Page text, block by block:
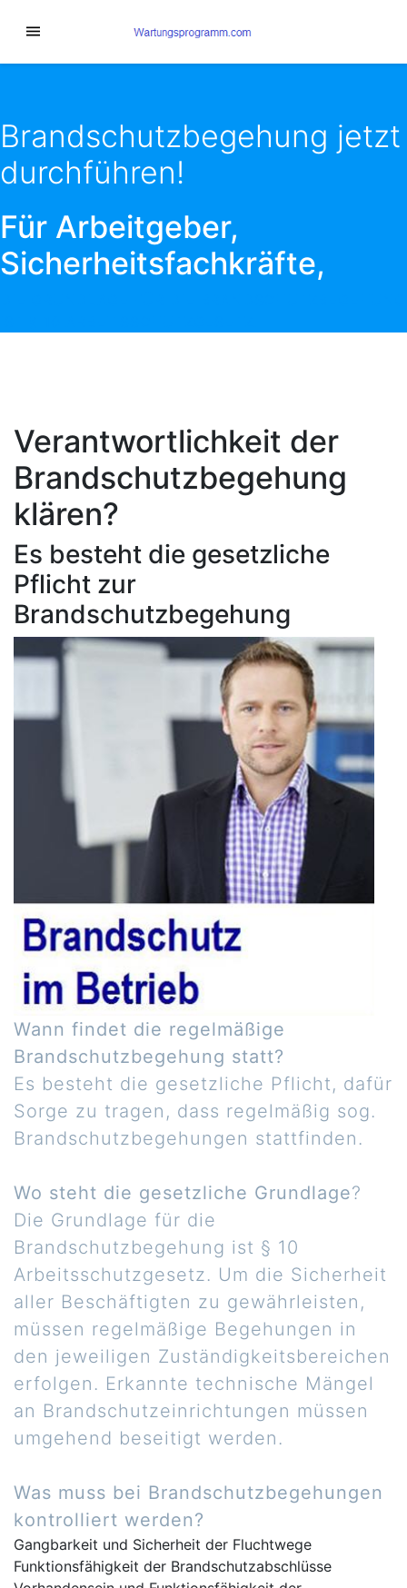
Brandschutzbegehung jetzt
durchführen!
Für Arbeitgeber,
Sicherheitsfachkräfte,
Verantwortlichkeit der
Brandschutzbegehung
klären?
Es besteht die gesetzliche
Pflicht zur
Brandschutzbegehung
Wann findet die regelmäßige
Brandschutzbegehung statt?
Es besteht die gesetzliche Pflicht, dafür
Sorge zu tragen, dass regelmäßig sog.
Brandschutzbegehungen stattfinden.
Wo steht die gesetzliche Grundlage?
Die Grundlage für die
Brandschutzbegehung ist § 10
Arbeitsschutzgesetz. Um die Sicherheit
aller Beschäftigten zu gewährleisten,
müssen regelmäßige Begehungen in
den jeweiligen Zuständigkeitsbereichen
erfolgen. Erkannte technische Mängel
an Brandschutzeinrichtungen müssen
umgehend beseitigt werden.
Was muss bei Brandschutzbegehungen
kontrolliert werden?
Gangbarkeit und Sicherheit der Fluchtwege
Funktionsfähigkeit der Brandschutzabschlüsse